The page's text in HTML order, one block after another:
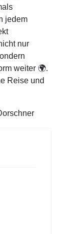
jedem
nur
weiter 🌍.
Reise und